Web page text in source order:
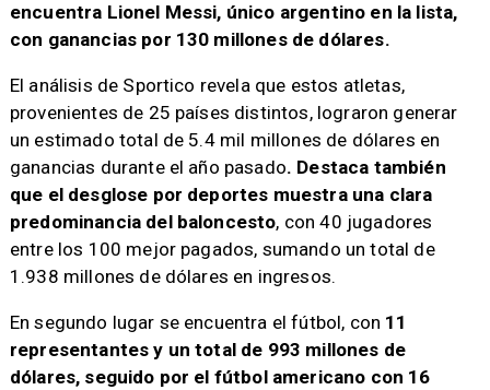
encuentra Lionel Messi, único argentino en la lista,
con ganancias por 130 millones de dólares.
El análisis de Sportico revela que estos atletas,
provenientes de 25 países distintos, lograron generar
un estimado total de 5.4 mil millones de dólares en
ganancias durante el año pasado. Destaca también
que el desglose por deportes muestra una clara
predominancia del baloncesto, con 40 jugadores
entre los 100 mejor pagados, sumando un total de
1.938 millones de dólares en ingresos.
En segundo lugar se encuentra el fútbol, con 11
representantes y un total de 993 millones de
dólares, seguido por el fútbol americano con 16